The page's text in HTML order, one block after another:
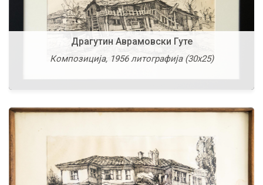
Драгутин Аврамовски Гуте
Композиција, 1956 литографија (30х25)
Ѓорѓи Ачески
Матка, 1959 цртеж - туш (45х30)